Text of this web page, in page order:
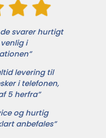
de svarer hurtigt
i
levering til
i telefonen,
5 herfra”
og hurtig
anbefales”